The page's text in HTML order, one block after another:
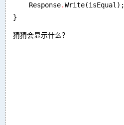
    Response
.Write(isEqual);
}
猜猜会显示什么？